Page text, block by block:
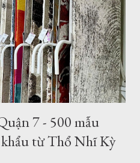
âu, những mẫu trên đây đã
thước mong muốn của khách
đang gia công cắt thảm tròn
có thể chọn kích thước thảm
có rất nhiều mẫu tại showroom
7 - 500 mẫu
khẩu từ Thổ Nhĩ Kỳ